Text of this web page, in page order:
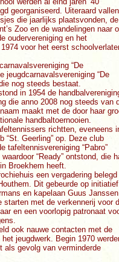
georganiseerd. Uiteraard vallen
die jaarlijks plaatsvonden, de
Zoo en de wandelingen naar
oudervereniging en het
voor het eerst
“De
jeugdcarnavalsvereniging “De
nog steeds bestaat.
in 1954 de
die anno 2008 nog steeds van
maakt met de door haar
handbaltoernooien.
richtten, eveneens
“St. Geerling” op. Deze club
tafeltennisvereniging “Pabro”
“Ready” ontstond, die
Broekhem heeft.
een vergadering belegd
Dit gebeurde op initiatief
en kapelaan Guus
starten met de verkennerij voor
en een voorlopig patronaat
ook nauwe contacten met de
jeugdwerk. Begin 1970
als gevolg van verminderde